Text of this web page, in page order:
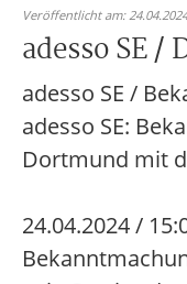
Veröffentlicht am:
adesso SE /
adesso SE /
adesso SE:
Dortmund mit
24.04.2024 /